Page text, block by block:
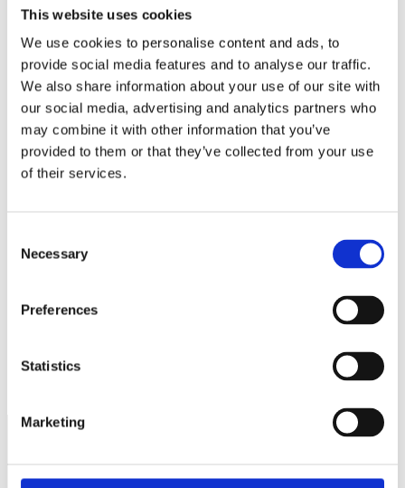
This website uses cookies
We use cookies to personalise content and ads, to
provide social media features and to analyse our traffic.
We also share information about your use of our site with
our social media, advertising and analytics partners who
may combine it with other information that you’ve
provided to them or that they’ve collected from your use
of their services.
Selection
Necessary
Preferences
Statistics
Marketing
Namn*
E-postadress*
webbläsare till nästa gång jag skriver en kommentar.
Funderar på en ny affärsidé ? Här hittar du lite inspiration.
Näringspolitik